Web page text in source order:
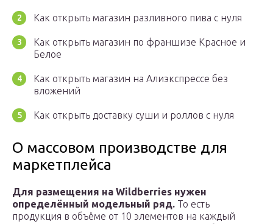
Как открыть магазин разливного пива с нуля
Как открыть магазин по франшизе Красное и
Белое
Как открыть магазин на Алиэкспрессе без
вложений
Как открыть доставку суши и роллов с нуля
О массовом производстве для
маркетплейса
Для размещения на Wildberries нужен
определённый модельный ряд. То есть
продукция в объёме от 10 элементов на каждый